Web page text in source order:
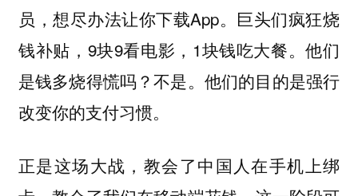
员，想尽办法让你下载App。巨头们疯狂烧
钱补贴，9块9看电影，1块钱吃大餐。他们
是钱多烧得慌吗？不是。他们的目的是强行
改变你的支付习惯。
正是这场大战，教会了中国人在手机上绑